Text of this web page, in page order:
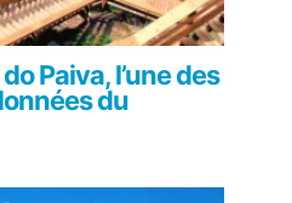
Paiva, l’une des
du